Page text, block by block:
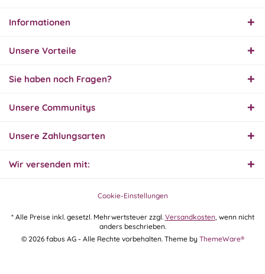
Innerhalb 2 Tagen Ware
geliefert. Sehr gut!
31.07.26
Super schnelle Lieferung,
wieder, vielen Dank.
30.07.26▼
Informationen
Unsere Vorteile
Sie haben noch Fragen?
Unsere Communitys
Unsere Zahlungsarten
Wir versenden mit:
Cookie-Einstellungen
* Alle Preise inkl. gesetzl. Mehrwertsteuer zzgl. Versandkosten, wenn nicht
anders beschrieben.
© 2026 fabus AG - Alle Rechte vorbehalten. Theme by ThemeWare®